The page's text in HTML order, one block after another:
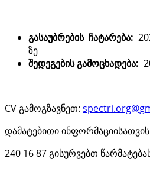
გასაუბრების ჩატარება:
ზე
შედეგების გამოცხადება:
CV გამოგზავნეთ:
დამატებითი
240 16 87 გისურვებთ